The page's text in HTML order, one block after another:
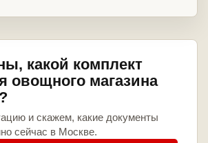
какой комплект
овощного магазина
и скажем, какие документы
сейчас в Москве.